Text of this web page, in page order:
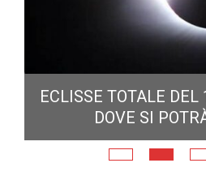
ECLISSE TOTALE DEL
DOVE SI